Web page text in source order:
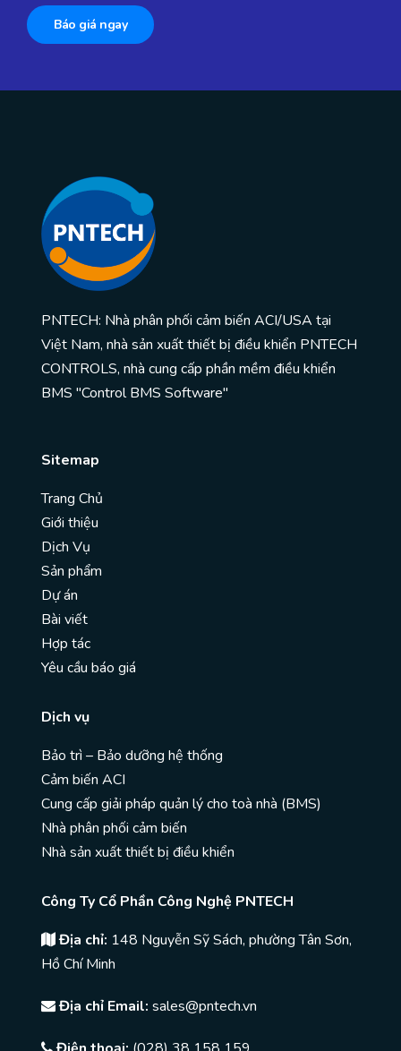
Báo giá ngay
PNTECH: Nhà phân phối cảm biến ACI/USA tại
Việt Nam, nhà sản xuất thiết bị điều khiển PNTECH
CONTROLS, nhà cung cấp phần mềm điều khiển
BMS "Control BMS Software"
Sitemap
Trang Chủ
Giới thiệu
Dịch Vụ
Sản phẩm
Dự án
Bài viết
Hợp tác
Yêu cầu báo giá
Dịch vụ
Bảo trì – Bảo dưỡng hệ thống
Cảm biến ACI
Cung cấp giải pháp quản lý cho toà nhà (BMS)
Nhà phân phối cảm biến
Nhà sản xuất thiết bị điều khiển
Công Ty Cổ Phần Công Nghệ PNTECH
Địa chỉ: 148 Nguyễn Sỹ Sách, phường Tân Sơn,
Hồ Chí Minh
Địa chỉ Email: sales@pntech.vn